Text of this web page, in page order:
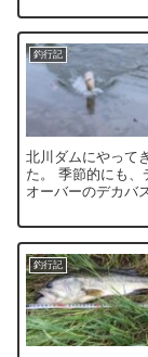
釣行記
北川ダムにやって
た。 季節的にも、
オーバーのデカバ
釣行記